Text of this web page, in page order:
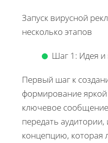
Запуск вирусной
несколько этапов
Шаг 1: Идея и
Первый шаг к
формирование
ключевое
передать
концепцию, которая